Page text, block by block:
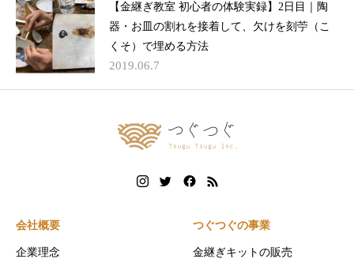
【金継ぎ教室 初心者の体験実録】2日目｜陶
器・お皿の割れを接着して、欠けを刻苧（こ
くそ）で埋める方法
2019.06.7
会社概要
企業理念
つぐつぐの事業
金継ぎキットの販売